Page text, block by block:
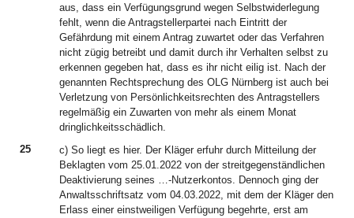
aus, dass ein Verfügungsgrund wegen Selbstwiderlegung
fehlt, wenn die Antragstellerpartei nach Eintritt der
Gefährdung mit einem Antrag zuwartet oder das Verfahren
nicht zügig betreibt und damit durch ihr Verhalten selbst zu
erkennen gegeben hat, dass es ihr nicht eilig ist. Nach der
genannten Rechtsprechung des OLG Nürnberg ist auch bei
Verletzung von Persönlichkeitsrechten des Antragstellers
regelmäßig ein Zuwarten von mehr als einem Monat
dringlichkeitsschädlich.
25
c) So liegt es hier. Der Kläger erfuhr durch Mitteilung der
Beklagten vom 25.01.2022 von der streitgegenständlichen
Deaktivierung seines …-Nutzerkontos. Dennoch ging der
Anwaltsschriftsatz vom 04.03.2022, mit dem der Kläger den
Erlass einer einstweiligen Verfügung begehrte, erst am